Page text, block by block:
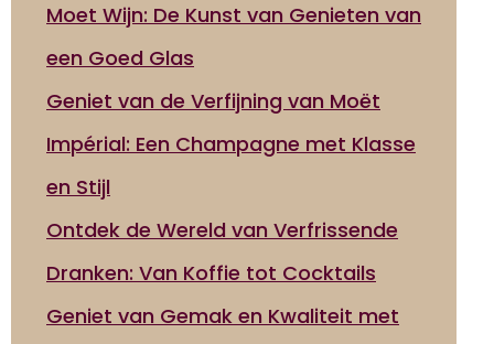
Moet Wijn: De Kunst van Genieten van
een Goed Glas
Geniet van de Verfijning van Moët
Impérial: Een Champagne met Klasse
en Stijl
Ontdek de Wereld van Verfrissende
Dranken: Van Koffie tot Cocktails
Geniet van Gemak en Kwaliteit met